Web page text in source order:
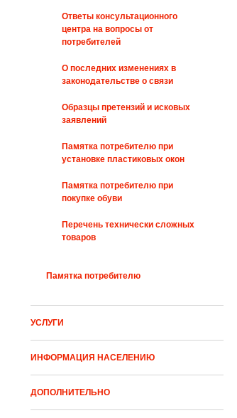
Ответы консультационного
центра на вопросы от
потребителей
О последних изменениях в
законодательстве о связи
Образцы претензий и исковых
заявлений
Памятка потребителю при
установке пластиковых окон
Памятка потребителю при
покупке обуви
Перечень технически сложных
товаров
Памятка потребителю
УСЛУГИ
ИНФОРМАЦИЯ НАСЕЛЕНИЮ
ДОПОЛНИТЕЛЬНО